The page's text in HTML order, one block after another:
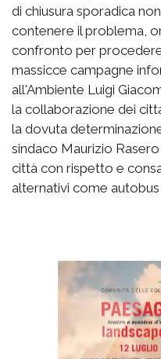
di chiusura sporadica
contenere il problema,
confronto per
massicce campagne
all'Ambiente Luigi
la collaborazione dei
la dovuta
sindaco Maurizio
città con rispetto e
alternativi come